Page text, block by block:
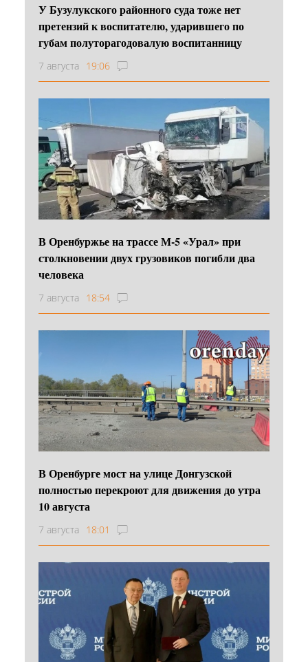
У Бузулукского районного суда тоже нет
претензий к воспитателю, ударившего по
губам полуторагодовалую воспитанницу
7 августа 19:06
В Оренбуржье на трассе М-5 «Урал» при
столкновении двух грузовиков погибли два
человека
7 августа 18:54
В Оренбурге мост на улице Донгузской
полностью перекроют для движения до утра
10 августа
7 августа 18:01